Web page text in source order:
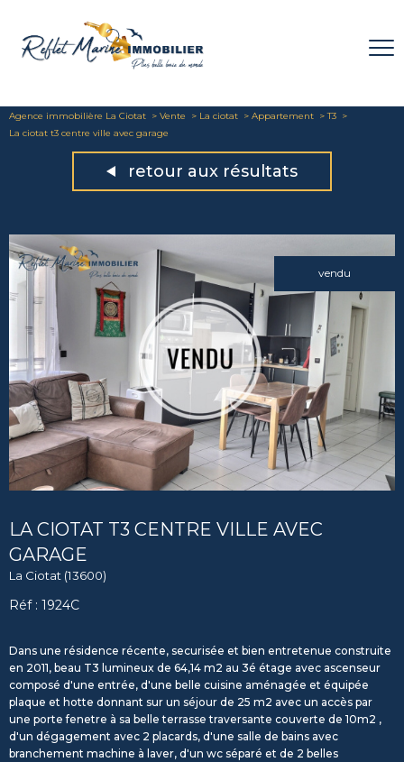
Agence immobilière La Ciotat Vente La ciotat Appartement
T3
La ciotat t3 centre ville avec garage
retour aux résultats
vendu
LA CIOTAT T3 CENTRE VILLE AVEC
GARAGE
La Ciotat (13600)
Réf : 1924C
Dans une résidence récente, securisée et bien entretenue construite
en 2011, beau T3 lumineux de 64,14 m2 au 3é étage avec ascenseur
composé d'une entrée, d'une belle cuisine aménagée et équipée
plaque et hotte donnant sur un séjour de 25 m2 avec un accès par
une porte fenetre à sa belle terrasse traversante couverte de 10m2 ,
d'un dégagement avec 2 placards, d'une salle de bains avec
branchement machine à laver, d'un wc séparé et de 2 belles